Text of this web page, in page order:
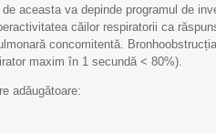
aceasta va depinde programul de
căilor respiratorii ca
concomitentă.
maxim în 1 secundă < 80%).
adăugătoare: